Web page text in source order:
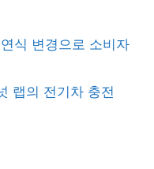
식 변경으로 소비자
랩의 전기차 충전